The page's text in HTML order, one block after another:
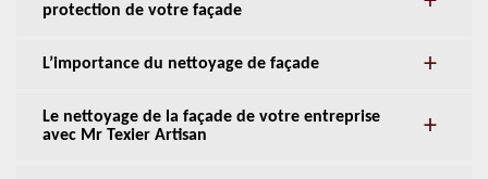
protection de votre façade
L’importance du nettoyage de façade
Le nettoyage de la façade de votre entreprise
avec Mr Texier Artisan